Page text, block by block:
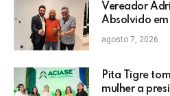
Vereador
Absolvido
Eleitoral no
agosto 7, 2026
Pita Tigre
mulher a